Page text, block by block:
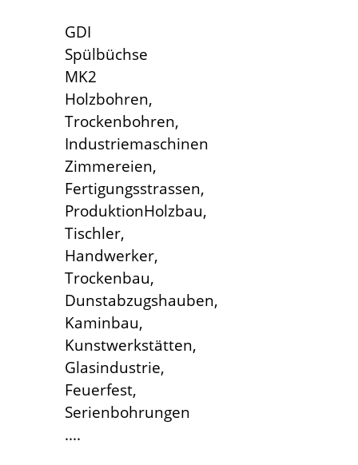
GDI
Spülbüchse
MK2
Holzbohren,
Trockenbohren,
Industriemaschinen
Zimmereien,
Fertigungsstrassen,
ProduktionHolzbau,
Tischler,
Handwerker,
Trockenbau,
Dunstabzugshauben,
Kaminbau,
Kunstwerkstätten,
Glasindustrie,
Feuerfest,
Serienbohrungen
....